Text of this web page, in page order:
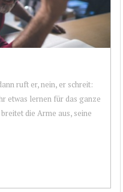
ruft er, nein, er schreit:
etwas lernen für das ganze
die Arme aus, seine